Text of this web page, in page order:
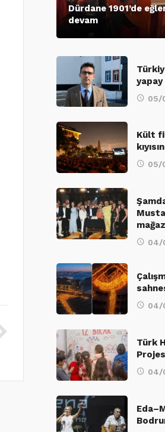
Dürdane 1901’de
devam
05/
Kült
05/
04/
04/
Türk
04/